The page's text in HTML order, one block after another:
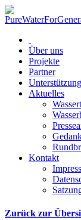
Über uns
Projekte
Partner
Unterstützung
Aktuelles
Kontakt
Zurück zur